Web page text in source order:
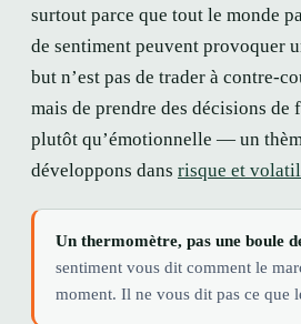
surtout parce que tout le monde
de sentiment peuvent provoquer
but n’est pas de trader à contre-
mais de prendre des décisions de
plutôt qu’émotionnelle — un
développons dans risque et
Un thermomètre, pas une boule
sentiment vous dit comment le
moment. Il ne vous dit pas ce que